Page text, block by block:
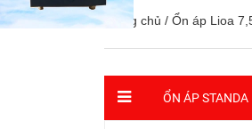
Trang chủ / Ổn áp Lioa
ỔN ÁP